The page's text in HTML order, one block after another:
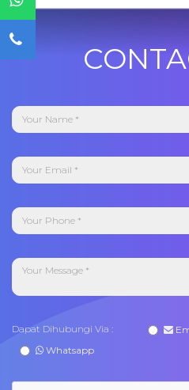
Dapat Dihubungi Via :
Whatsapp